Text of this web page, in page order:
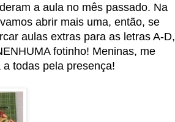
a aula no mês passado. Na
abrir mais uma, então, se
aulas extras para as letras A-D,
fotinho! Meninas, me
todas pela presença!